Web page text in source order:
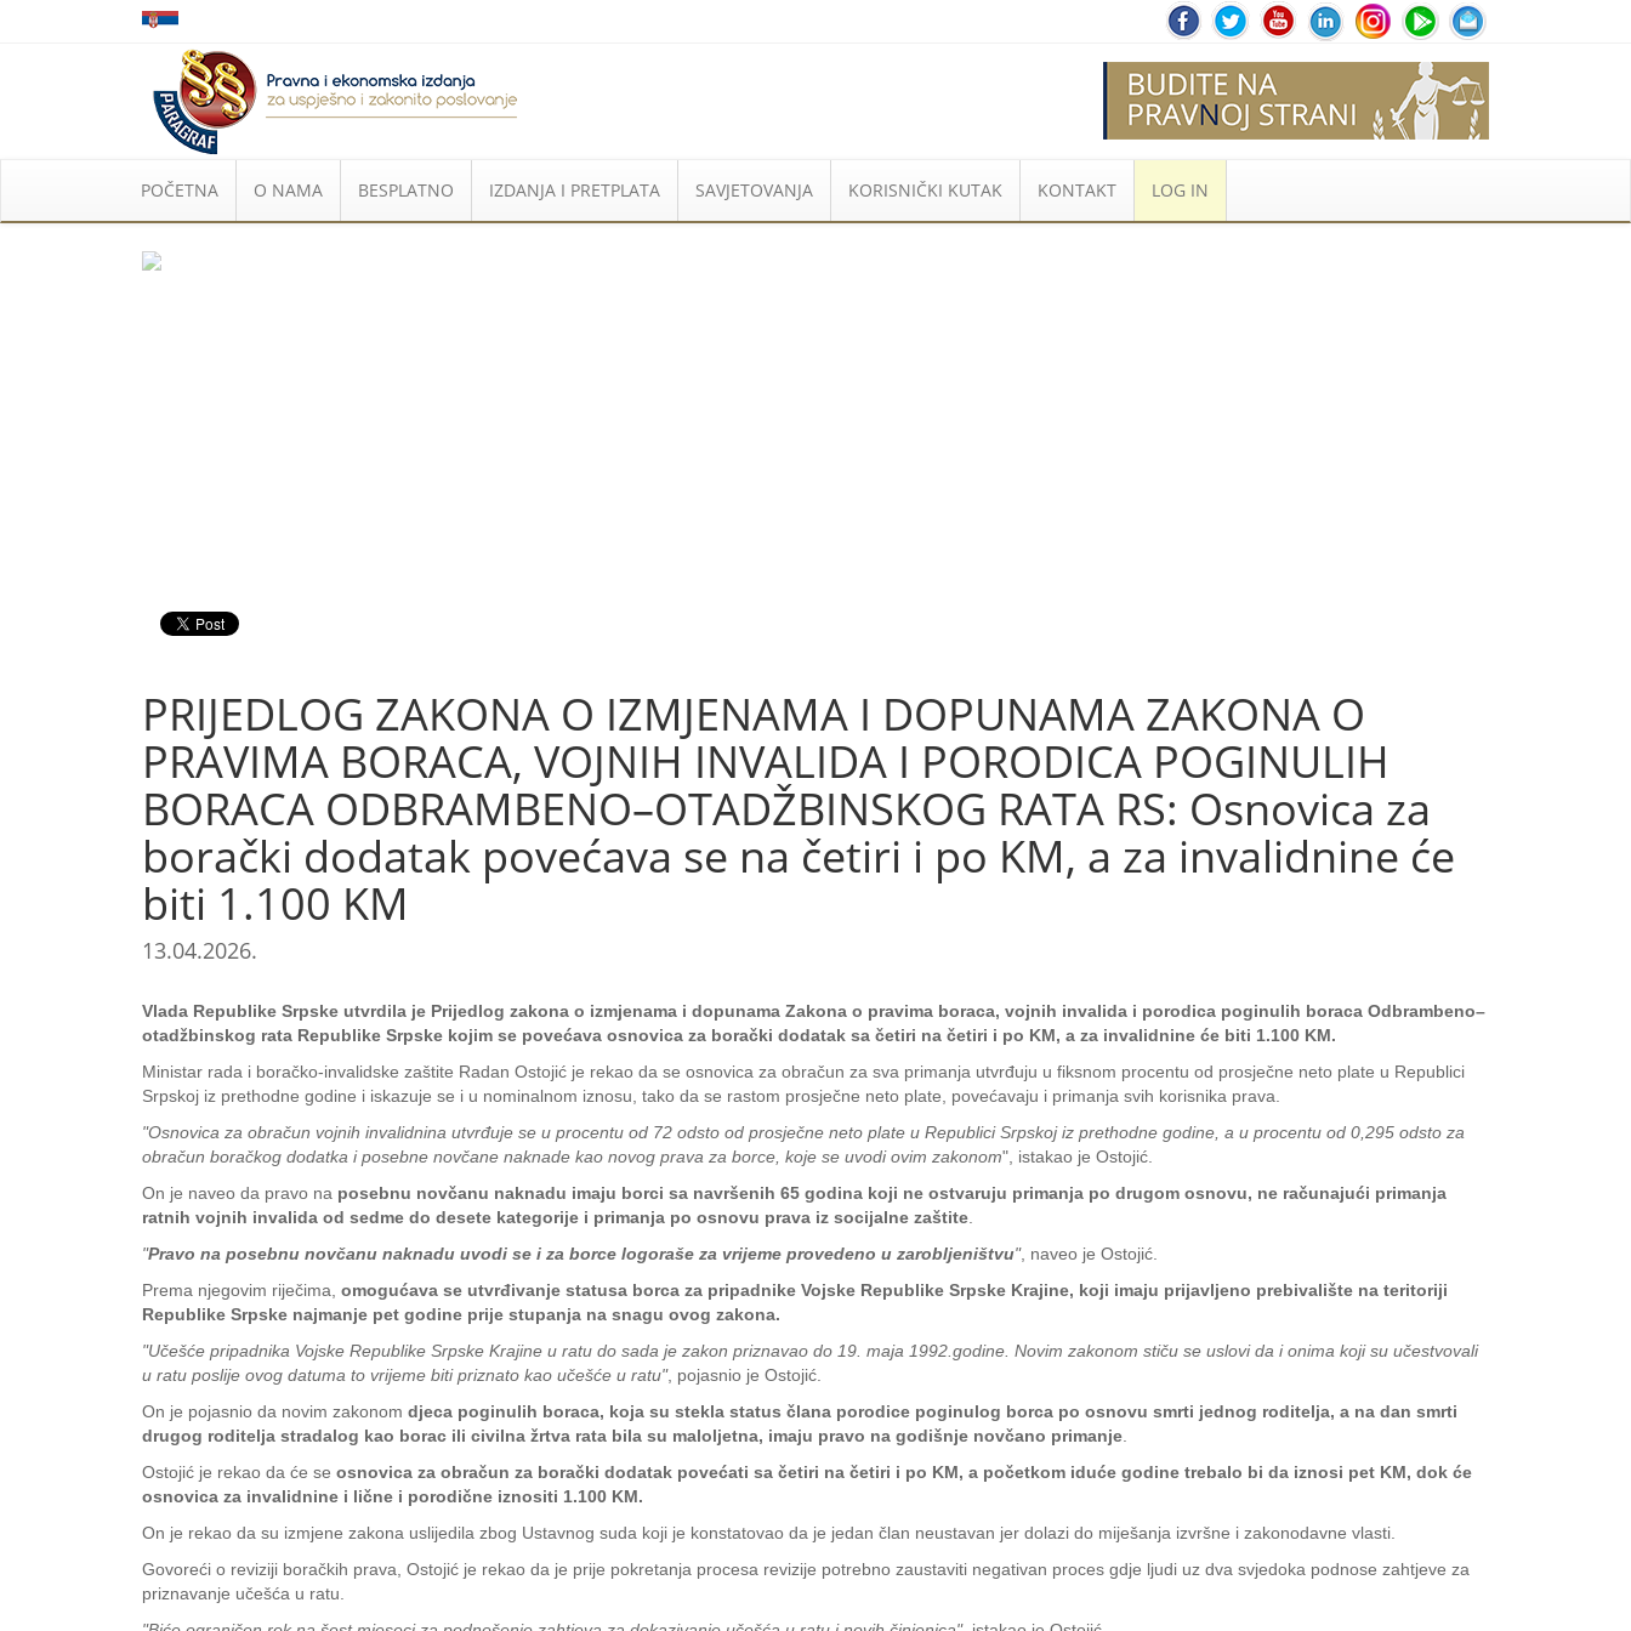
POČETNA O NAMA BESPLATNO IZDANJA I PRETPLATA SAVJETOVANJA KORISNIČKI KUTAK KONTAKT LOG IN
PRIJEDLOG ZAKONA O IZMJENAMA I DOPUNAMA ZAKONA O
PRAVIMA BORACA, VOJNIH INVALIDA I PORODICA POGINULIH
BORACA ODBRAMBENO–OTADŽBINSKOG RATA RS: Osnovica za
borački dodatak povećava se na četiri i po KM, a za invalidnine će
biti 1.100 KM
13.04.2026.
Vlada Republike Srpske utvrdila je Prijedlog zakona o izmjenama i dopunama Zakona o pravima boraca, vojnih invalida i porodica poginulih boraca Odbrambeno–
otadžbinskog rata Republike Srpske kojim se povećava osnovica za borački dodatak sa četiri na četiri i po KM, a za invalidnine će biti 1.100 KM.
Ministar rada i boračko-invalidske zaštite Radan Ostojić je rekao da se osnovica za obračun za sva primanja utvrđuju u fiksnom procentu od prosječne neto plate u Republici
Srpskoj iz prethodne godine i iskazuje se i u nominalnom iznosu, tako da se rastom prosječne neto plate, povećavaju i primanja svih korisnika prava.
"Osnovica za obračun vojnih invalidnina utvrđuje se u procentu od 72 odsto od prosječne neto plate u Republici Srpskoj iz prethodne godine, a u procentu od 0,295 odsto za
obračun boračkog dodatka i posebne novčane naknade kao novog prava za borce, koje se uvodi ovim zakonom", istakao je Ostojić.
On je naveo da pravo na posebnu novčanu naknadu imaju borci sa navršenih 65 godina koji ne ostvaruju primanja po drugom osnovu, ne računajući primanja
ratnih vojnih invalida od sedme do desete kategorije i primanja po osnovu prava iz socijalne zaštite
"Pravo na posebnu novčanu naknadu uvodi se i za borce logoraše za vrijeme provedeno u zarobljeništvu", naveo je Ostojić.
Prema njegovim riječima, omogućava se utvrđivanje statusa borca za pripadnike Vojske Republike Srpske Krajine, koji imaju prijavljeno prebivalište na teritoriji
Republike Srpske najmanje pet godine prije stupanja na snagu ovog zakona.
"Učešće pripadnika Vojske Republike Srpske Krajine u ratu do sada je zakon priznavao do 19. maja 1992.godine. Novim zakonom stiču se uslovi da i onima koji su učestvovali
u ratu poslije ovog datuma to vrijeme biti priznato kao učešće u ratu", pojasnio je Ostojić.
On je pojasnio da novim zakonom djeca poginulih boraca, koja su stekla status člana porodice poginulog borca po osnovu smrti jednog roditelja, a na dan smrti
drugog roditelja stradalog kao borac ili civilna žrtva rata bila su maloljetna, imaju pravo na godišnje novčano primanje
Ostojić je rekao da će se osnovica za obračun za borački dodatak povećati sa četiri na četiri i po KM, a početkom iduće godine trebalo bi da iznosi pet KM, dok će
osnovica za invalidnine i lične i porodične iznositi 1.100 KM.
On je rekao da su izmjene zakona uslijedila zbog Ustavnog suda koji je konstatovao da je jedan član neustavan jer dolazi do miješanja izvršne i zakonodavne vlasti.
Govoreći o reviziji boračkih prava, Ostojić je rekao da je prije pokretanja procesa revizije potrebno zaustaviti negativan proces gdje ljudi uz dva svjedoka podnose zahtjeve za
priznavanje učešća u ratu.